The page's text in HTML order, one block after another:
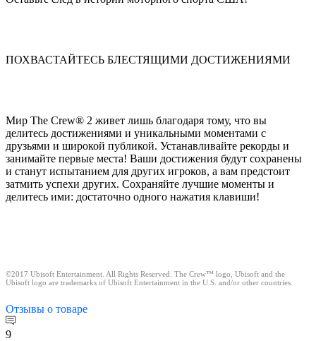
ПОХВАСТАЙТЕСЬ БЛЕСТЯЩИМИ ДОСТИЖЕНИЯМИ
Мир The Crew® 2 живет лишь благодаря тому, что вы
делитесь достижениями и уникальными моментами с
друзьями и широкой публикой. Устанавливайте рекорды и
занимайте первые места! Ваши достижения будут сохранены
и станут испытанием для других игроков, а вам предстоит
затмить успехи других. Сохраняйте лучшие моменты и
делитесь ими: достаточно одного нажатия клавиши!
©2017 Ubisoft Entertainment. All Rights Reserved. The Crew™ logo, Ubisoft and the
Ubisoft logo are trademarks of Ubisoft Entertainment in the U.S. and/or other countries.
Отзывы о товаре
9